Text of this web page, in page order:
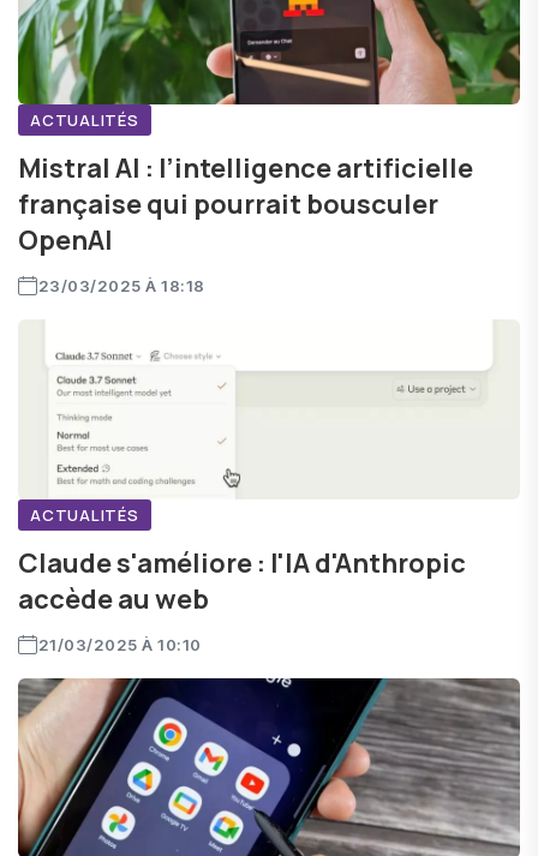
ACTUALITÉS
Mistral AI : l’intelligence artificielle
française qui pourrait bousculer
OpenAI
23/03/2025 À 18:18
ACTUALITÉS
Claude s'améliore : l'IA d'Anthropic
accède au web
21/03/2025 À 10:10